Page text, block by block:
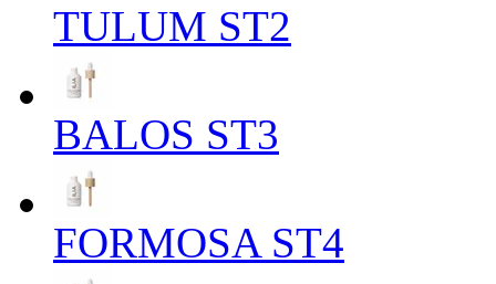
TULUM ST2
BALOS ST3
FORMOSA ST4